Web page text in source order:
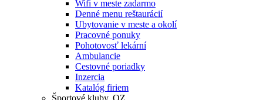
Wifi v meste zadarmo
Denné menu reštaurácií
Ubytovanie v meste a okolí
Pracovné ponuky
Pohotovosť lekární
Ambulancie
Cestovné poriadky
Inzercia
Katalóg firiem
Športové kluby, OZ